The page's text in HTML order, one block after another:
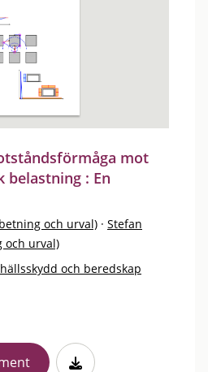
mot
belastning : En
och urval) · Stefan
och urval)
och beredskap